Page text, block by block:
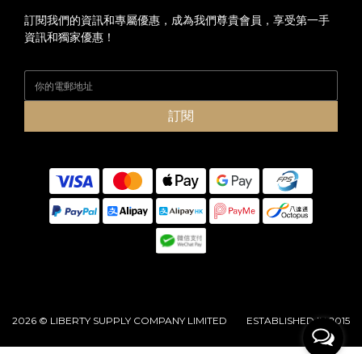
訂閱我們的資訊和專屬優惠，成為我們尊貴會員，享受第一手
資訊和獨家優惠！
訂閱
2026 © LIBERTY SUPPLY COMPANY LIMITED ESTABLISHED IN 2015